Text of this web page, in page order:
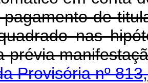
de
nas
prévia
Provisória nº